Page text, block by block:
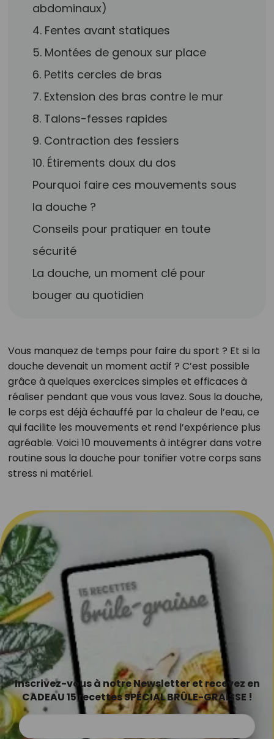
abdominaux)
4. Fentes avant statiques
5. Montées de genoux sur place
6. Petits cercles de bras
7. Extension des bras contre le mur
8. Talons-fesses rapides
9. Contraction des fessiers
10. Étirements doux du dos
Pourquoi faire ces mouvements sous
la douche ?
Conseils pour pratiquer en toute
sécurité
La douche, un moment clé pour
bouger au quotidien
Vous manquez de temps pour faire du sport ? Et si la
douche devenait un moment actif ? C’est possible
grâce à quelques exercices simples et efficaces à
réaliser pendant que vous vous lavez. Sous la douche,
le corps est déjà échauffé par la chaleur de l’eau, ce
qui facilite les mouvements et rend l’expérience plus
agréable. Voici 10 mouvements à intégrer dans votre
routine sous la douche pour tonifier votre corps sans
stress ni matériel.
Inscrivez-vous à notre Newsletter et recevez en
CADEAU 15 recettes SPÉCIAL BRÛLE-GRAISSE !